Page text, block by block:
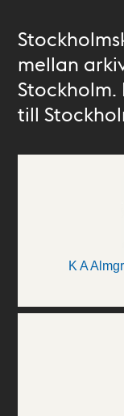
mellan
till
K A